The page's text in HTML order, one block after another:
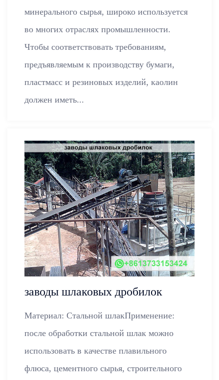
минерального сырья, широко используется
во многих отраслях промышленности.
Чтобы соответствовать требованиям,
предъявляемым к производству бумаги,
пластмасс и резиновых изделий, каолин
должен иметь...
заводы шлаковых дробилок
Материал: Стальной шлакПрименение:
после обработки стальной шлак можно
использовать в качестве плавильного
флюса, цементного сырья, строительного